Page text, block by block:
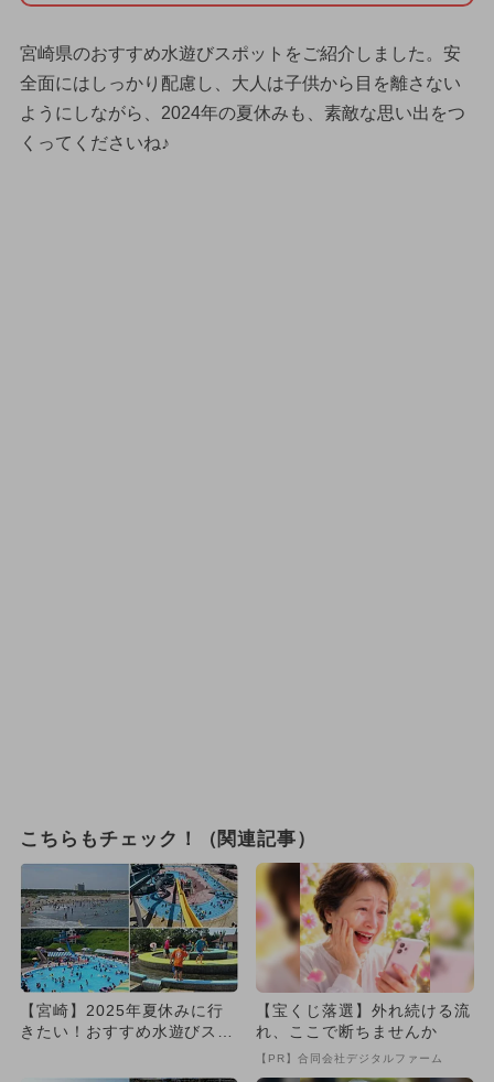
宮崎県のおすすめ水遊びスポットをご紹介しました。安
全面にはしっかり配慮し、大人は子供から目を離さない
ようにしながら、2024年の夏休みも、素敵な思い出をつ
くってくださいね♪
こちらもチェック！（関連記事）
【宮崎】2025年夏休みに行
きたい！おすすめ水遊びスポ
【宝くじ落選】外れ続ける流
れ、ここで断ちませんか
【PR】合同会社デジタルファーム